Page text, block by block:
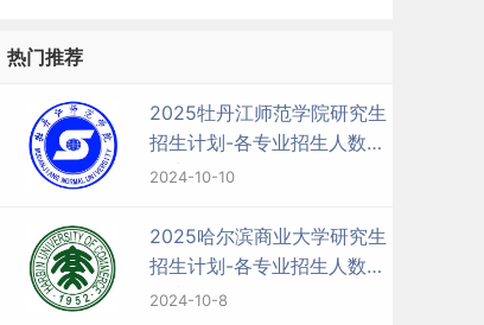
热门推荐
2025牡丹江师范学院研究生
招生计划-各专业招生人数是
多少
2024-10-10
2025哈尔滨商业大学研究生
招生计划-各专业招生人数是
多少
2024-10-8